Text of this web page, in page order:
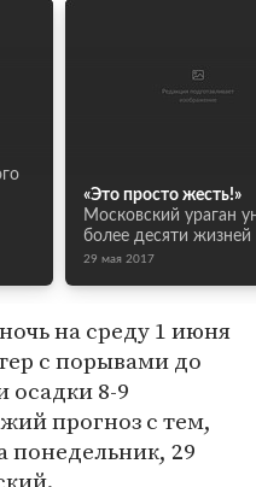
«Это просто жесть!»
Московский ураган
более десяти жизней
29 мая 2017
на среду 1 июня
с порывами до
осадки 8-9
прогноз с тем,
понедельник, 29